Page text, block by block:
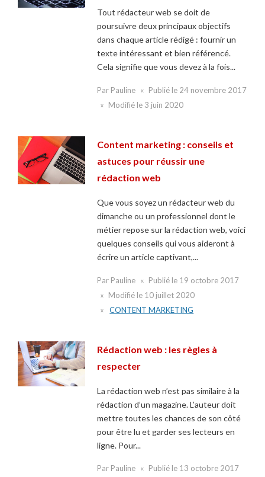
Tout rédacteur web se doit de
poursuivre deux principaux objectifs
dans chaque article rédigé : fournir un
texte intéressant et bien référencé.
Cela signifie que vous devez à la fois...
Par Pauline Publié le 24 novembre 2017
Modifié le 3 juin 2020
Content marketing : conseils et
astuces pour réussir une
rédaction web
Que vous soyez un rédacteur web du
dimanche ou un professionnel dont le
métier repose sur la rédaction web, voici
quelques conseils qui vous aideront à
écrire un article captivant,...
Par Pauline Publié le 19 octobre 2017
Modifié le 10 juillet 2020
CONTENT MARKETING
Rédaction web : les règles à
respecter
La rédaction web n’est pas similaire à la
rédaction d’un magazine. L’auteur doit
mettre toutes les chances de son côté
pour être lu et garder ses lecteurs en
ligne. Pour...
Par Pauline Publié le 13 octobre 2017